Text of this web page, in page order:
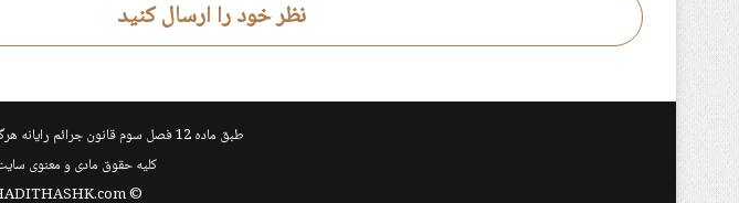
نظر خود را ارسال کنید
طبق ماده 12 فصل سوم قانون جرائم رایانه هرگونه کپی برداری ممنوع بوده و پیگرد قانونی دارد.
کلیه حقوق مادی و معنوی
© Copyright 2011-2023